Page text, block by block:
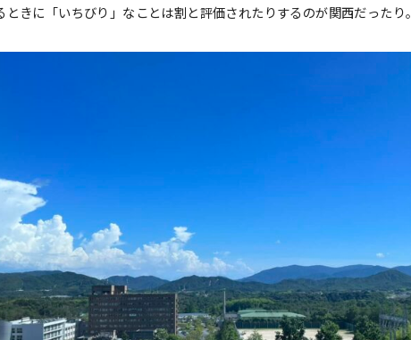
きに「いちびり」なことは割と評価されたりするのが関西だったり。